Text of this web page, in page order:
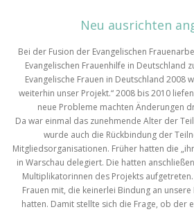
Neu ausrichten
Bei der Fusion der Evangelischen
Evangelischen Frauenhilfe in Deutschland
Evangelische Frauen in Deutschland 2008
weiterhin unser Projekt.“ 2008 bis 2010
neue Probleme machten Änderungen
Da war einmal das zunehmende Alter der
wurde auch die Rückbindung der
Mitgliedsorganisationen. Früher hatten die
in Warschau delegiert. Die hatten
Multiplikatorinnen des Projekts
Frauen mit, die keinerlei Bindung an
hatten. Damit stellte sich die Frage, ob der